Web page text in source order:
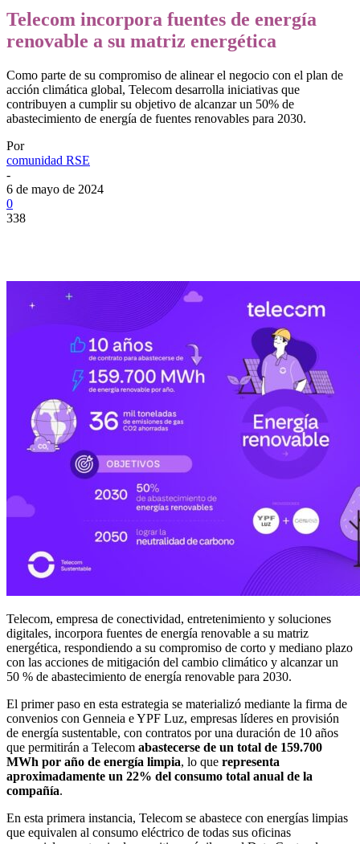
Telecom incorpora fuentes de energía
renovable a su matriz energética
Como parte de su compromiso de alinear el negocio con el plan de
acción climática global, Telecom desarrolla iniciativas que
contribuyen a cumplir su objetivo de alcanzar un 50% de
abastecimiento de energía de fuentes renovables para 2030.
Por
comunidad RSE
-
6 de mayo de 2024
0
338
Telecom, empresa de conectividad, entretenimiento y soluciones
digitales, incorpora fuentes de energía renovable a su matriz
energética, respondiendo a su compromiso de corto y mediano plazo
con las acciones de mitigación del cambio climático y alcanzar un
50 % de abastecimiento de energía renovable para 2030.
El primer paso en esta estrategia se materializó mediante la firma de
convenios con Genneia e YPF Luz, empresas líderes en provisión
de energía sustentable, con contratos por una duración de 10 años
que permitirán a Telecom abastecerse de un total de 159.700
MWh por año de energía limpia, lo que representa
aproximadamente un 22% del consumo total anual de la
compañía.
En esta primera instancia, Telecom se abastece con energías limpias
que equivalen al consumo eléctrico de todas sus oficinas